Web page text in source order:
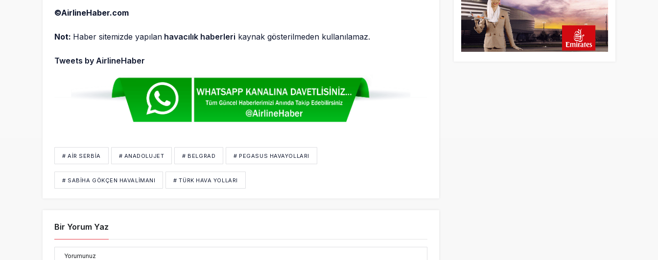
©AirlineHaber.com
Not: Haber sitemizde yapılan havacılık haberleri kaynak gösterilmeden kullanılamaz.
Tweets by AirlineHaber
# AIR SERBIA # ANADOLUJET # BELGRAD # PEGASUS HAVAYOLLARI
# SABIHA GÖKÇEN HAVALIMANI # TÜRK HAVA YOLLARI
Bir Yorum Yaz
Yorumunuz
Ekipleri Nasıl Yolcu Olur?
21 saat önce
ISG’nin terminal